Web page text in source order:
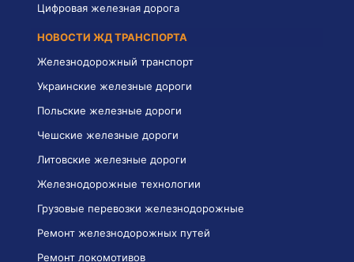
Цифровая железная дорога
НОВОСТИ ЖД ТРАНСПОРТА
Железнодорожный транспорт
Украинские железные дороги
Польские железные дороги
Чешские железные дороги
Литовские железные дороги
Железнодорожные технологии
Грузовые перевозки железнодорожные
Ремонт железнодорожных путей
Ремонт локомотивов